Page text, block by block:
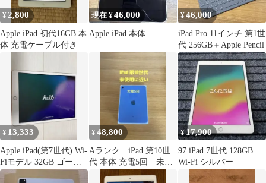
¥ 2,800
Apple iPad 初代16GB 本
体 充電ケーブル付き
現在 ¥46,000
Apple iPad 本体
¥46,000
iPad Pro 11インチ 第1世
代 256GB＋Apple Pencil
¥ 13,333
Apple iPad(第7世代) Wi-
Fiモデル 32GB ゴール
ド
¥48,800
Aランク iPad 第10世
代 本体 充電5回 未使
用に近い状態
¥17,900
97 iPad 7世代 128GB
Wi-Fi シルバー